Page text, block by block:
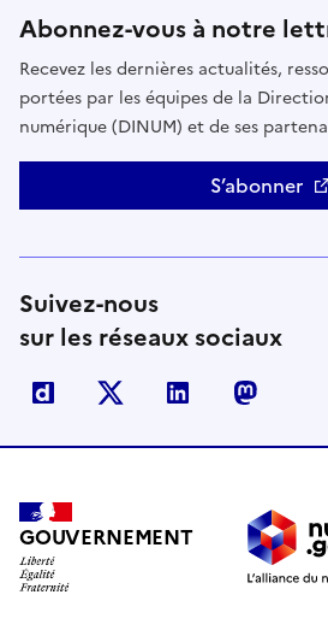
Abonnez-vous à notre
Recevez les dernières actualités,
portées par les équipes de la
numérique (DINUM) et de ses
S’abonner
Suivez-nous
sur les réseaux sociaux
Dailymotion Linkedin
GOUVERNEMENT